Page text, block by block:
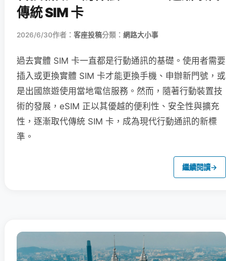
傳統 SIM 卡
2026/6/30作者： 客座投稿分類： 網路大小事
過去實體 SIM 卡一直都是行動通訊的基礎。使用者需要
插入或更換實體 SIM 卡才能更換手機、申辦新門號，或
是出國旅遊使用當地電信服務。然而，隨著行動裝置技
術的發展，eSIM 正以其優越的便利性、安全性與擴充
性，逐漸取代傳統 SIM 卡，成為現代行動通訊的新標
準。
繼續閱讀→